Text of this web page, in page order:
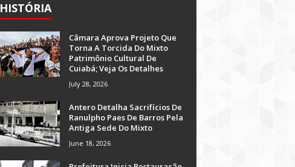
HISTÓRIA
Câmara Aprova Projeto Que
Torna A Torcida Do Mixto
Patrimônio Cultural De
Cuiabá; Veja Os Detalhes
July 28, 2026
Antero Detalha Sacrifícios De
Ranulpho Paes De Barros Pela
Antiga Sede Do Mixto
June 18, 2026